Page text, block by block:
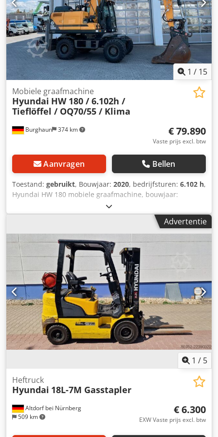
alle service door erkende werkplaats uitgevoerd! - 1e
eigenaar! - Direct inzetbaar! Djdpfx Aljwmpfpsyock
Wijzigingen en tussentijdse verkoop voorbehouden!
1 / 15
Burghaun 374 km
Mobiele graafmachine
Hyundai HW 180 / 6.102h /
Tieflöffel / OQ70/55 / Klima
€ 79.890
Vaste prijs excl. btw
Aanvragen Bellen
Toestand: gebruikt, Bouwjaar: 2020, bedrijfsturen: 6.102 h,
Hyundai HW 180 mobiele graafmachine, bouwjaar:
04/2020, draaiuren: slechts 6.102 uur!, OilQuick OQ70/55
snelwisselsysteem, dieplepel 1.200 mm, dozersteun,
verstelbare giek, hydrauliek voor hamer en schaar, camera
rechts, links en achter, radio, airconditioning, motor: [127
kW/173 pk], gewicht: 18.770 kg, goede staat, direct
inzetbaar! Dedpfxezmcubo Alyjck Op aanvraag maken wij u
een lease- of financieringsvoorstel. De heer Mihm (tel.
staat u graag te woord. Meer informatie vindt u op onze
website. Onder voorbehoud van fouten en tussenverkoop!
Snelwisselsysteem = Meer informatie = Aandrijving: wielen
Neem contact op met Tobias Ebert voor meer informatie.
Advertentie
1 / 5
Altdorf bei Nürnberg
509 km
Heftruck
Hyundai 18L-7M Gasstapler
€ 6.300
EXW Vaste prijs excl. btw